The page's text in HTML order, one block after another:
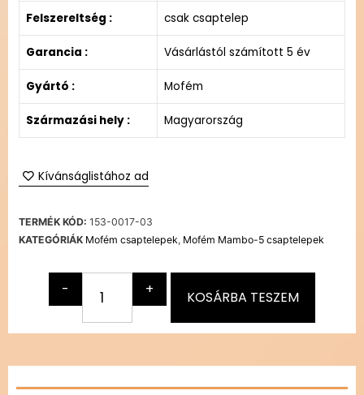
Felszereltség : csak csaptelep
Garancia : Vásárlástól számított 5 év
Gyártó : Mofém
Származási hely : Magyarország
Kívánságlistához ad
TERMÉK KÓD: 153-0017-03
KATEGÓRIÁK Mofém csaptelepek, Mofém Mambo-5 csaptelepek
- + KOSÁRBA TESZEM